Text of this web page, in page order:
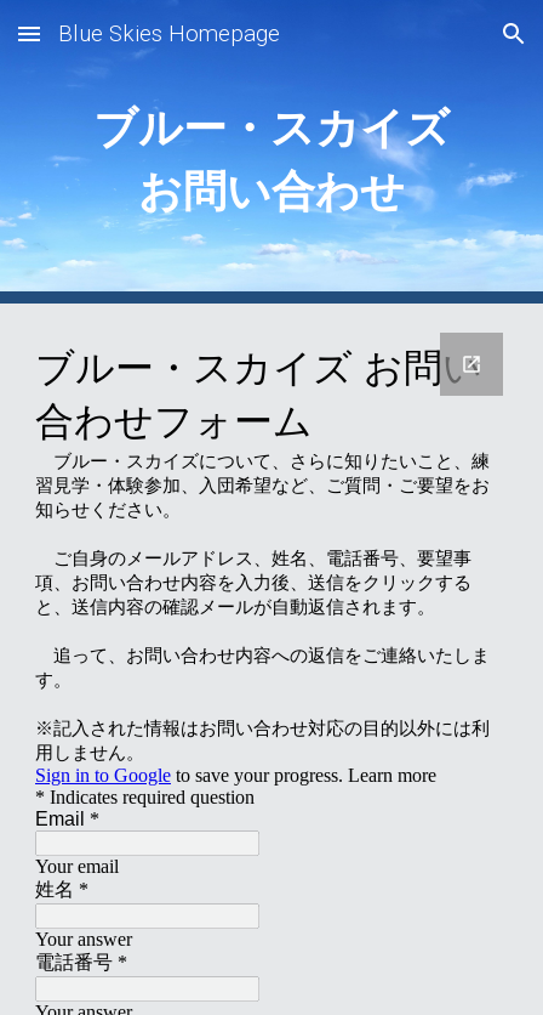
Skip to main content Skip to navigation
Blue Skies Homepage
ブルー・スカイズ
お問い合わせ